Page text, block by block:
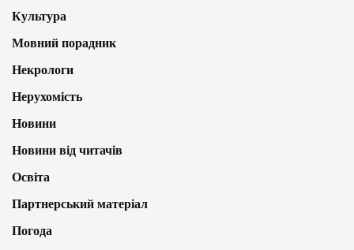
Культура
Мовний порадник
Некрологи
Нерухомість
Новини
Новини від читачів
Освіта
Партнерський матеріал
Погода